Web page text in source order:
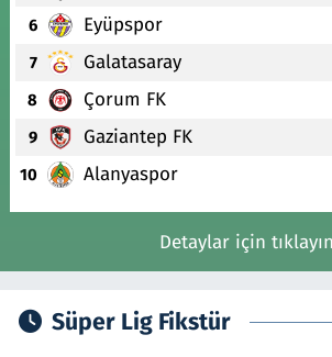
6 Eyüpspor
7 Galatasaray
8 Çorum FK
9 Gaziantep FK
10 Alanyaspor
Detaylar için tıklayın
Süper Lig Fikstür